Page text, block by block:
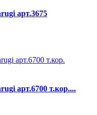
арт.3675
арт.6700 т.кор....